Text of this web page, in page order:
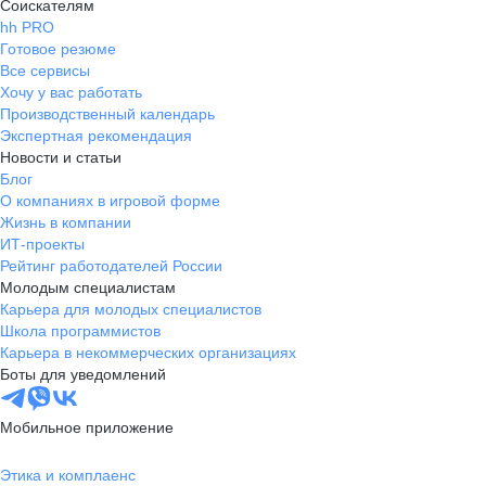
Соискателям
hh PRO
Готовое резюме
Все сервисы
Хочу у вас работать
Производственный календарь
Экспертная рекомендация
Новости и статьи
Блог
О компаниях в игровой форме
Жизнь в компании
ИТ-проекты
Рейтинг работодателей России
Молодым специалистам
Карьера для молодых специалистов
Школа программистов
Карьера в некоммерческих организациях
Боты для уведомлений
Мобильное приложение
Этика и комплаенс